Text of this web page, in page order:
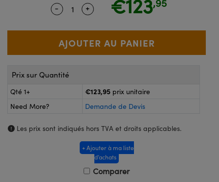
Poche ou à Mesure Directe
: Microscopie
: Caméras
Lightpath Quantity Selector
- Use the plus and minus buttons to
+ €123,95
Prix sur Quantité
Qté 1+ €123,95 prix unitaire
Need More?
Demande de Devis
Les prix sont indiqués hors TVA et droits applicables.
+ Ajouter à ma liste
d’achats
Comparer